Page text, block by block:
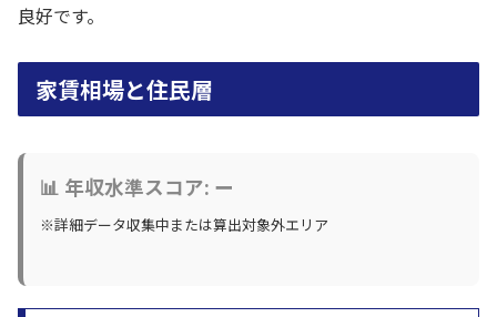
良好です。
家賃相場と住民層
📊 年収水準スコア: ー
※詳細データ収集中または算出対象外エリア